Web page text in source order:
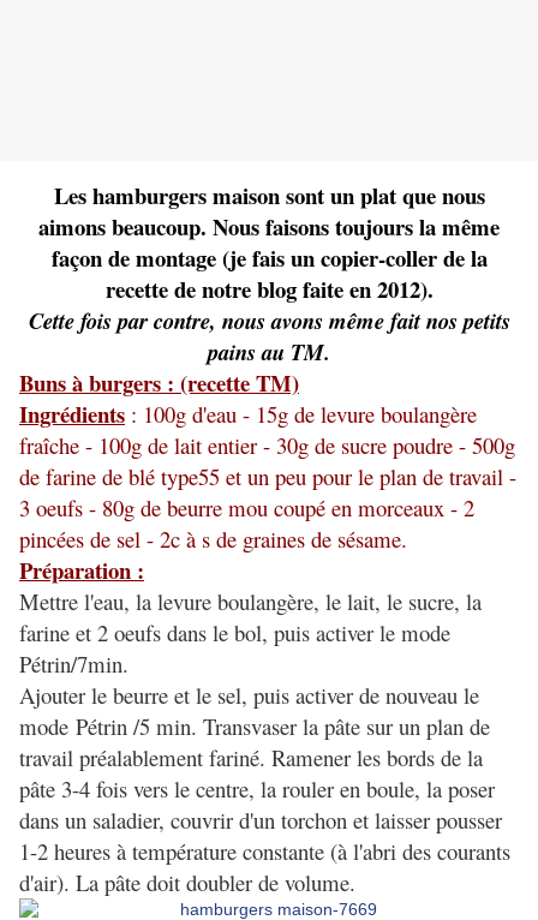
Les hamburgers maison sont un plat que nous
aimons beaucoup. Nous faisons toujours la même
façon de montage (je fais un copier-coller de la
recette de notre blog faite en 2012).
Cette fois par contre, nous avons même fait nos petits
pains au TM.
Buns à burgers : (recette TM)
Ingrédients : 100g d'eau - 15g de levure boulangère
fraîche - 100g de lait entier - 30g de sucre poudre - 500g
de farine de blé type55 et un peu pour le plan de travail -
3 oeufs - 80g de beurre mou coupé en morceaux - 2
pincées de sel - 2c à s de graines de sésame.
Préparation :
Mettre l'eau, la levure boulangère, le lait, le sucre, la
farine et 2 oeufs dans le bol, puis activer le mode
Pétrin/7min.
Ajouter le beurre et le sel, puis activer de nouveau le
mode Pétrin /5 min. Transvaser la pâte sur un plan de
travail préalablement fariné. Ramener les bords de la
pâte 3-4 fois vers le centre, la rouler en boule, la poser
dans un saladier, couvrir d'un torchon et laisser pousser
1-2 heures à température constante (à l'abri des courants
d'air). La pâte doit doubler de volume.